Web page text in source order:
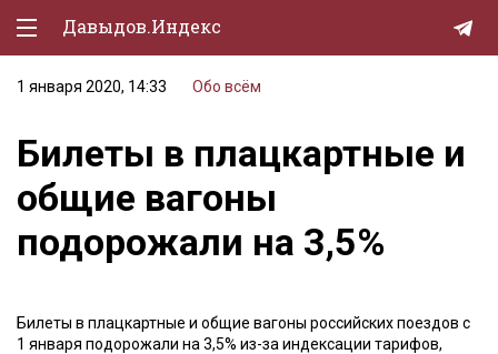
Давыдов.Индекс
Политическая жизнь
Экономика
Природа
Образование
Культура
1 января 2020, 14:33 Обо всём
Билеты в плацкартные и
общие вагоны
подорожали на 3,5%
Билеты в плацкартные и общие вагоны российских поездов с
1 января подорожали на 3,5% из-за индексации тарифов,